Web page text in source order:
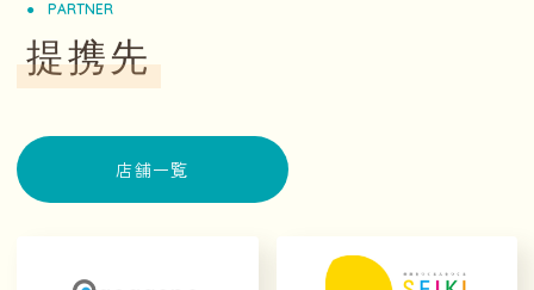
PARTNER
提携先
店舗一覧